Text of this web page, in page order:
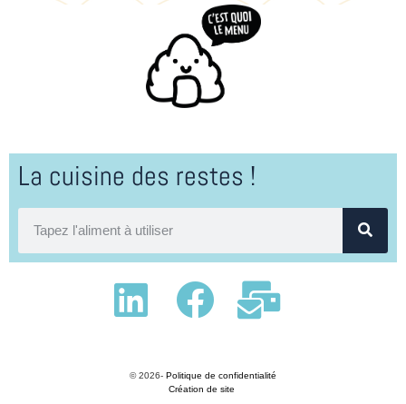
La cuisine des restes !
© 2026- Politique de confidentialité
Création de site